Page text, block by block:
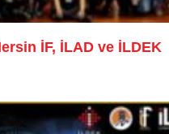
İF, İLAD ve İLDEK